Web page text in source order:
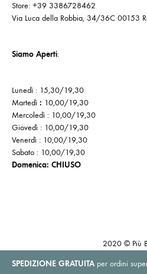
SPEDIZIONE GRATUITAper ordini
Store: +39 3386728462
Via Luca della Robbia, 34/36C 00153
Siamo Aperti:
Lunedì : 15,30/19,30
Martedì : 10,00/19,30
Mercoledì : 10,00/19,30
Giovedì : 10,00/19,30
Venerdì : 10,00/19,30
Sabato : 10,00/19,30
Domenica: CHIUSO
2020 © Più
Policydi
reso